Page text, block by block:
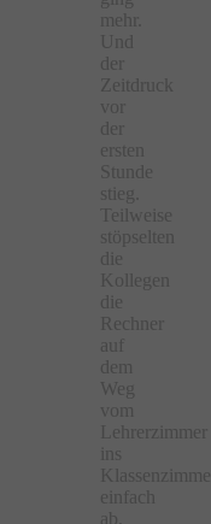
mehr.
Und
der
Zeitdruck
vor
der
ersten
Stunde
stieg.
Teilweise
stöpselten
die
Kollegen
die
Rechner
auf
dem
Weg
vom
Lehrerzimmer
ins
Klassenzimmer
einfach
ab,